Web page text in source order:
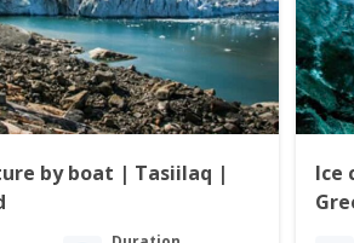
by boat | Tasiilaq |
Ice